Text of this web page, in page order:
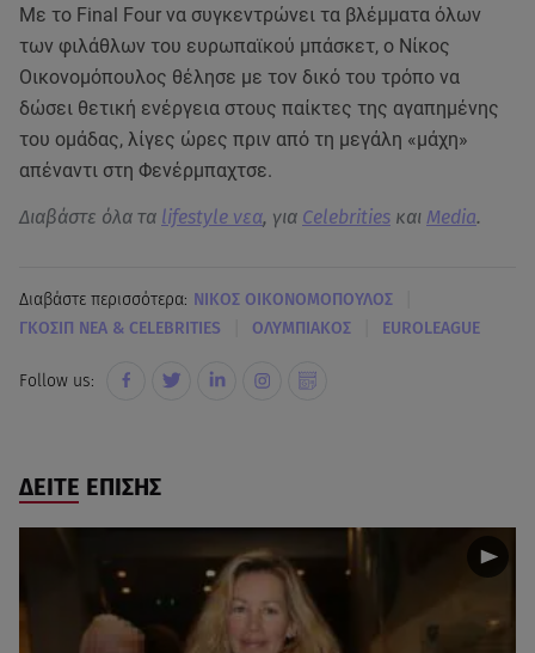
Με το Final Four να συγκεντρώνει τα βλέμματα όλων
των φιλάθλων του ευρωπαϊκού μπάσκετ, ο Νίκος
Οικονομόπουλος θέλησε με τον δικό του τρόπο να
δώσει θετική ενέργεια στους παίκτες της αγαπημένης
του ομάδας, λίγες ώρες πριν από τη μεγάλη «μάχη»
απέναντι στη Φενέρμπαχτσε.
Διαβάστε όλα τα lifestyle νεα, για Celebrities και Media.
Διαβάστε περισσότερα: ΝΙΚΟΣ ΟΙΚΟΝΟΜΟΠΟΥΛΟΣ
ΓΚΟΣΙΠ ΝΕΑ & CELEBRITIES ΟΛΥΜΠΙΑΚΟΣ EUROLEAGUE
Follow us:
ΔΕΙΤΕ ΕΠΙΣΗΣ